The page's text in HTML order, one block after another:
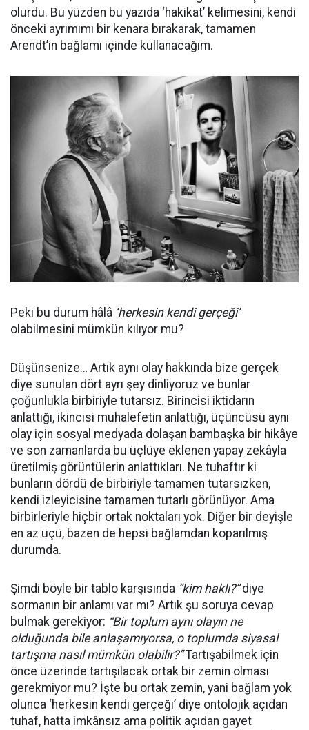
olurdu. Bu yüzden bu yazıda ‘hakikat’ kelimesini, kendi
önceki ayrımımı bir kenara bırakarak, tamamen
Arendt’in bağlamı içinde kullanacağım.
Peki bu durum hâlâ ‘herkesin kendi gerçeği’
olabilmesini mümkün kılıyor mu?
Düşünsenize… Artık aynı olay hakkında bize gerçek
diye sunulan dört ayrı şey dinliyoruz ve bunlar
çoğunlukla birbiriyle tutarsız. Birincisi iktidarın
anlattığı, ikincisi muhalefetin anlattığı, üçüncüsü aynı
olay için sosyal medyada dolaşan bambaşka bir hikâye
ve son zamanlarda bu üçlüye eklenen yapay zekâyla
üretilmiş görüntülerin anlattıkları. Ne tuhaftır ki
bunların dördü de birbiriyle tamamen tutarsızken,
kendi izleyicisine tamamen tutarlı görünüyor. Ama
birbirleriyle hiçbir ortak noktaları yok. Diğer bir deyişle
en az üçü, bazen de hepsi bağlamdan koparılmış
durumda.
Şimdi böyle bir tablo karşısında “kim haklı?”diye
sormanın bir anlamı var mı? Artık şu soruya cevap
bulmak gerekiyor: “Bir toplum aynı olayın ne
olduğunda bile anlaşamıyorsa, o toplumda siyasal
tartışma nasıl mümkün olabilir?”Tartışabilmek için
önce üzerinde tartışılacak ortak bir zemin olması
gerekmiyor mu? İşte bu ortak zemin, yani bağlam yok
olunca ‘herkesin kendi gerçeği’ diye ontolojik açıdan
tuhaf, hatta imkânsız ama politik açıdan gayet